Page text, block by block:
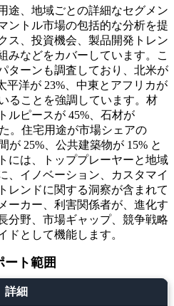
途、地域ごとの詳細なセグメン
ントル市場の包括的な分析を提
ス、投資機会、製品開発トレン
みなどをカバーしています。こ
ターンも調査しており、北米が
平洋が 23%、中東とアフリカが
ることを強調しています。材
ルピースが 45%、石材が
。住宅用途が市場シェアの
が 25%、公共建築物が 15% と
には、トッププレーヤーと地域
、イノベーション、カスタマイ
レンドに関する洞察が含まれて
ーカー、利害関係者が、進化す
分野、市場ギャップ、競争戦略
ドとして機能します。
ート範囲
詳細